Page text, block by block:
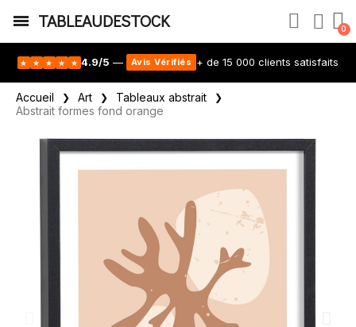
TABLEAUDESTOCK
★ ★ ★ ★ ★ 4.9/5 — Avis Vérifiés + de 15 000 clients satisfaits
Accueil Art
Tableaux abstrait
Abstrait formes fond orange